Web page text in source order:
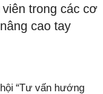
trong các cơ
cao tay
“Tư vấn hướng